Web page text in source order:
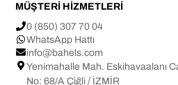
✔ Seyahatlerde el ve omuz
✔ Kişisel aksesuar çantası
✔ Günlük kullanım
✔ Hediye alternatifi
MÜŞTERİ HİZMETLERİ
0 (850) 307 70 04
WhatsApp Hattı
info@bahels.com
Yenimahalle Mah. Eskihavaalanı
No: 68/A Çiğli / İZMİR